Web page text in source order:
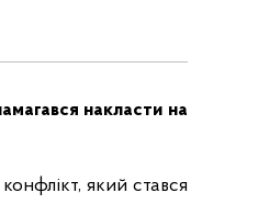
накласти на
який стався